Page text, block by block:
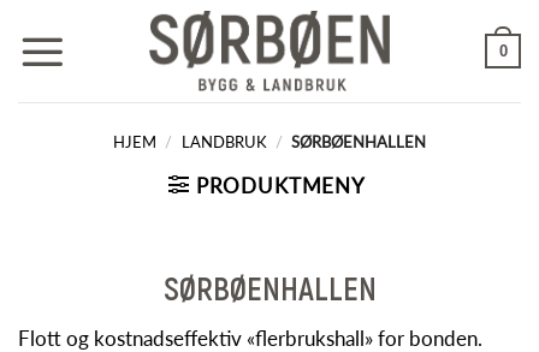
0
HJEM / LANDBRUK / SØRBØENHALLEN
PRODUKTMENY
SØRBØENHALLEN
Flott og kostnadseffektiv «flerbrukshall» for bonden.